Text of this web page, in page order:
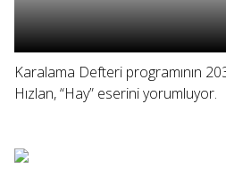
Karalama Defteri programının
Hızlan, “Hay” eserini yorumluyor.